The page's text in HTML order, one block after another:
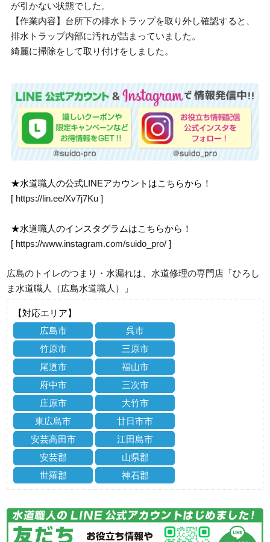
が引かない状態でした。
【作業内容】台所下の排水トラップを取り外し確認すると、
排水トラップ内部に汚れが詰まっていました。
綺麗に掃除をして取り付けをしました。
★水道職人の公式LINEアカウントはこちらから！
[ https://lin.ee/Xv7j7Ku ]
★水道職人のインスタグラムはこちらから！
[ https://www.instagram.com/suido_pro/ ]
広島のトイレのつまり・水漏れは、水道修理の専門店「ひろし
ま水道職人（広島水道職人）」
【対応エリア】
広島市
呉市
竹原市
三原市
尾道市
福山市
府中市
三次市
庄原市
大竹市
東広島市
廿日市市
安芸高田市
江田島市
安芸郡
山県郡
世羅郡
神石郡